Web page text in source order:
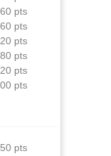
août
06/08
au
de
pts
pts
pts
pts
pts
pts
pts